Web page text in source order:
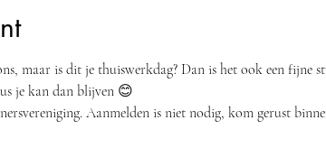
maar is dit je thuiswerkdag? Dan is het ook een fijne
je kan dan blijven 😊
Aanmelden is niet nodig, kom gerust